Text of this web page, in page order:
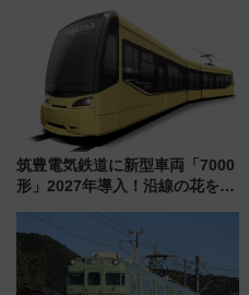
品グルメ登場で駅前の過ごし方
はどう変わる？
筑豊電気鉄道に新型車両「7000
形」2027年導入！沿線の花をイ
内は落ち着いたゆとりある空間